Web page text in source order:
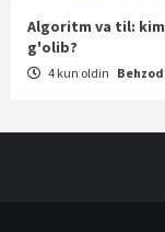
Algoritm va til: kim
g'olib?
4 kun oldin Behzod